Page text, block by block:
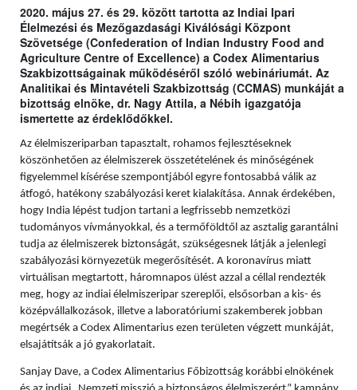
2020. május 27. és 29. között tartotta az Indiai Ipari
Élelmezési és Mezőgazdasági Kiválósági Központ
Szövetsége (Confederation of Indian Industry Food and
Agriculture Centre of Excellence) a Codex Alimentarius
Szakbizottságainak működéséről szóló webináriumát. Az
Analitikai és Mintavételi Szakbizottság (CCMAS) munkáját a
bizottság elnöke, dr. Nagy Attila, a Nébih igazgatója
ismertette az érdeklődőkkel.
Az élelmiszeriparban tapasztalt, rohamos fejlesztéseknek
köszönhetően az élelmiszerek összetételének és minőségének
figyelemmel kísérése szempontjából egyre fontosabbá válik az
átfogó, hatékony szabályozási keret kialakítása. Annak érdekében,
hogy India lépést tudjon tartani a legfrissebb nemzetközi
tudományos vívmányokkal, és a termőföldtől az asztalig garantálni
tudja az élelmiszerek biztonságát, szükségesnek látják a jelenlegi
szabályozási környezetük megerősítését. A koronavírus miatt
virtuálisan megtartott, háromnapos ülést azzal a céllal rendezték
meg, hogy az indiai élelmiszeripar szereplői, elsősorban a kis- és
középvállalkozások, illetve a laboratóriumi szakemberek jobban
megértsék a Codex Alimentarius ezen területen végzett munkáját,
elsajátítsák a jó gyakorlatait.
Sanjay Dave, a Codex Alimentarius Főbizottság korábbi elnökének